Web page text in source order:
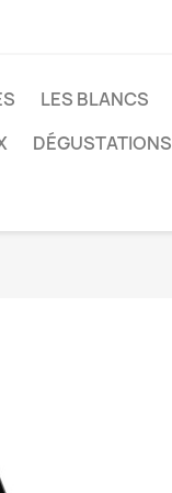
LES BLANCS
DÉGUSTATIONS